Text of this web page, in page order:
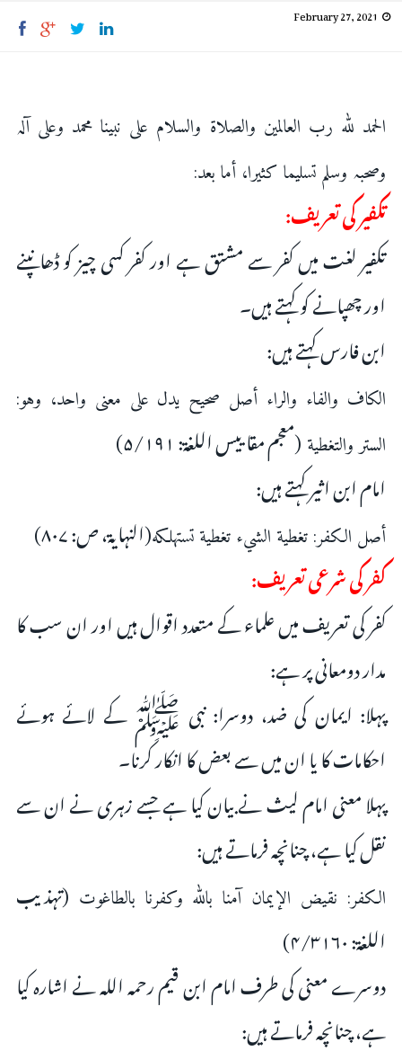
February 27, 2021
الحمد للہ رب العالمین والصلاۃ والسلام علی نبینا محمد وعلی آلہ
وصحبہ وسلم تسلیما کثیرا، أما بعد:
تکفیر کی تعریف:
تکفیر لغت میں کفر سے مشتق ہے اور کفر کسی چیز کو ڈھانپنے
اور چھپانے کو کہتے ہیں۔
ابن فارس کہتے ہیں:
الكاف والفاء والراء أصل ‌صحيح ‌يدل ‌على ‌معنى واحد، وهو:
الستر والتغطية (معجم مقاییس اللغۃ: ۵/۱۹۱)
امام ابن اثیر کہتے ہیں:
أصل الكفر: ‌تغطية ‌الشيء تغطية تستهلكه(النہایۃ، ص: ۸۰۷)
کفر کی شرعی تعریف:
کفر کی تعریف میں علماء کے متعدد اقوال ہیں اور ان سب کا
مدار دومعانی پر ہے:
پہلا: ایمان کی ضد، دوسرا: نبی ﷺ کے لائے ہوئے
احکامات کا یا ان میں سے بعض کا انکار کرنا۔
پہلا معنی امام لیث نے بیان کیا ہے جسے زہری نے ان سے
نقل کیا ہے، چنانچہ فرماتے ہیں:
الكفر: ‌نقيض ‌الإيمان آمنا بالله وكفرنا بالطاغوت (تہذیب
اللغۃ: ۴/۳۱۶۰)
دوسرے معنی کی طرف امام ابن قیم رحمہ اللہ نے اشارہ کیا
ہے، چنانچہ فرماتے ہیں: